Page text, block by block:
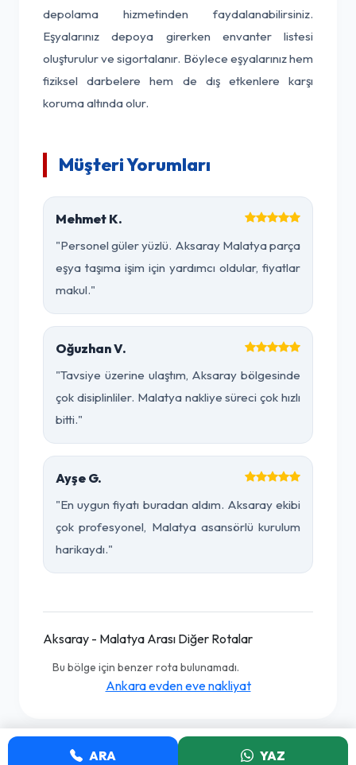
depolama hizmetinden faydalanabilirsiniz.
Eşyalarınız depoya girerken envanter listesi
oluşturulur ve sigortalanır. Böylece eşyalarınız hem
fiziksel darbelere hem de dış etkenlere karşı
koruma altında olur.
Müşteri Yorumları
Mehmet K.
"Personel güler yüzlü. Aksaray Malatya parça
eşya taşıma işim için yardımcı oldular, fiyatlar
makul."
Oğuzhan V.
"Tavsiye üzerine ulaştım, Aksaray bölgesinde
çok disiplinliler. Malatya nakliye süreci çok hızlı
bitti."
Ayşe G.
"En uygun fiyatı buradan aldım. Aksaray ekibi
çok profesyonel, Malatya asansörlü kurulum
harikaydı."
Aksaray - Malatya Arası Diğer Rotalar
Bu bölge için benzer rota bulunamadı.
Ankara evden eve nakliyat
ARA YAZ